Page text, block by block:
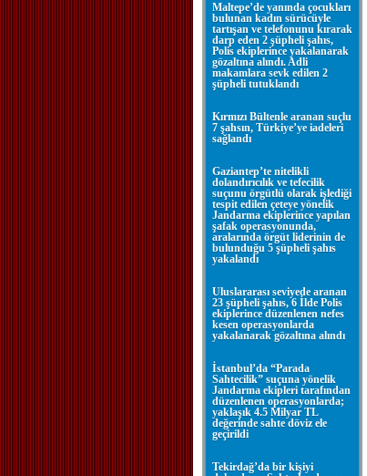
Maltepe’de yanında çocukları
bulunan kadın sürücüyle
tartışan ve telefonunu kırarak
darp eden 2 şüpheli şahıs,
Polis ekiplerince yakalanarak
gözaltına alındı. Adli
makamlara sevk edilen 2
şüpheli tutuklandı
Kırmızı Bültenle aranan suçlu
7 şahsın, Türkiye’ye iadeleri
sağlandı
Gaziantep’te nitelikli
dolandırıcılık ve tefecilik
suçunu örgütlü olarak işlediği
tespit edilen çeteye yönelik
Jandarma ekiplerince yapılan
şafak operasyonunda,
aralarında örgüt liderinin de
bulunduğu 5 şüpheli şahıs
yakalandı
Uluslararası seviyede aranan
23 şüpheli şahıs, 6 İlde Polis
ekiplerince düzenlenen nefes
kesen operasyonlarda
yakalanarak gözaltına alındı
İstanbul’da “Parada
Sahtecilik” suçuna yönelik
Jandarma ekipleri tarafından
düzenlenen operasyonlarda;
yaklaşık 4.5 Milyar TL
değerinde sahte döviz ele
geçirildi
Tekirdağ’da bir kişiyi